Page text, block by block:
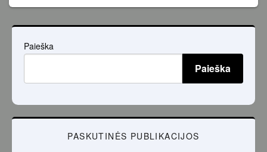
Paieška
Paieška
PASKUTINĖS PUBLIKACIJOS